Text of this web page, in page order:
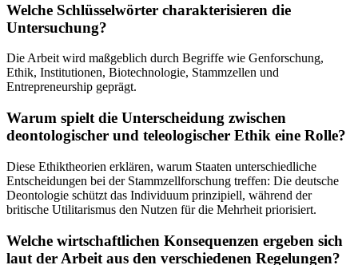
Welche Schlüsselwörter charakterisieren die
Untersuchung?
Die Arbeit wird maßgeblich durch Begriffe wie Genforschung,
Ethik, Institutionen, Biotechnologie, Stammzellen und
Entrepreneurship geprägt.
Warum spielt die Unterscheidung zwischen
deontologischer und teleologischer Ethik eine Rolle?
Diese Ethiktheorien erklären, warum Staaten unterschiedliche
Entscheidungen bei der Stammzellforschung treffen: Die deutsche
Deontologie schützt das Individuum prinzipiell, während der
britische Utilitarismus den Nutzen für die Mehrheit priorisiert.
Welche wirtschaftlichen Konsequenzen ergeben sich
laut der Arbeit aus den verschiedenen Regelungen?